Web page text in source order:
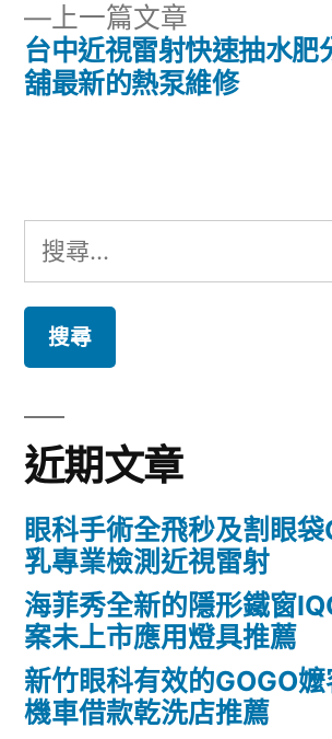
導
覽
上一篇文章
一
篇
台中近視雷射快速抽水肥
舖最新的熱泵維修
搜
尋
鍵
字:
近期文章
眼科手術全飛秒及割眼
乳專業檢測近視雷射
海菲秀全新的隱形鐵窗
案未上市應用燈具推薦
新竹眼科有效的GOGO
機車借款乾洗店推薦